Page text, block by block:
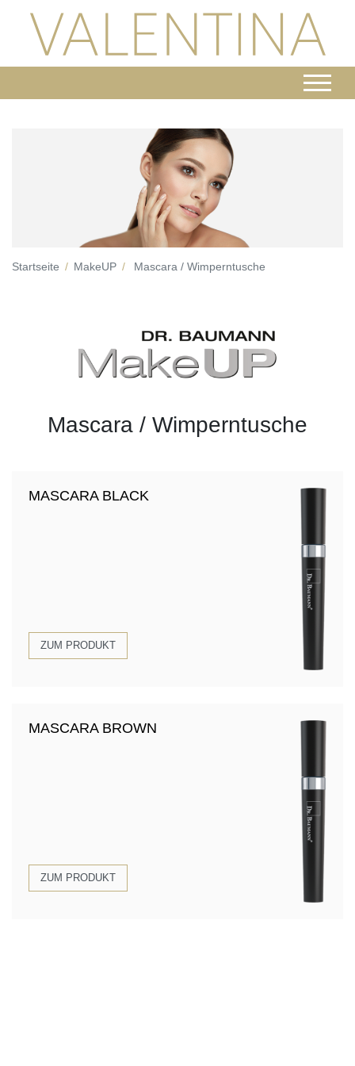
Startseite MakeUP Mascara / Wimperntusche
Mascara / Wimperntusche
MASCARA BLACK
ZUM PRODUKT
MASCARA BROWN
ZUM PRODUKT